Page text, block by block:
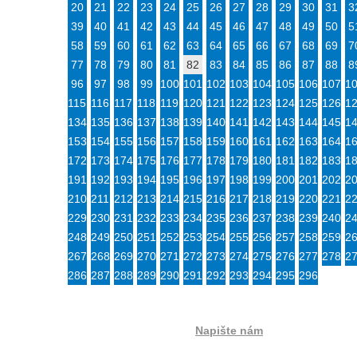
20
21 22 23 24 25 26 27 28 29 30 31
39
40 41 42 43 44 45 46 47 48 49 50
58
59 60 61 62 63 64 65 66 67 68 69
77
78 79 80 81 82 83 84 85 86 87 88
96
97 98 99 100 101 102 103 104 105 106 107
115 116 117 118 119 120 121 122 123 124 125 126
134 135 136 137 138 139 140 141 142 143 144 145
153 154 155 156 157 158 159 160 161 162 163 164
172 173 174 175 176 177 178 179 180 181 182 183
191 192 193 194 195 196 197 198 199 200 201 202
210 211 212 213 214 215 216 217 218 219 220 221
229 230 231 232 233 234 235 236 237 238 239 240
248 249 250 251 252 253 254 255 256 257 258 259
267 268 269 270 271 272 273 274 275 276 277 278
286 287 288 289 290 291 292 293 294 295 296
Napište nám